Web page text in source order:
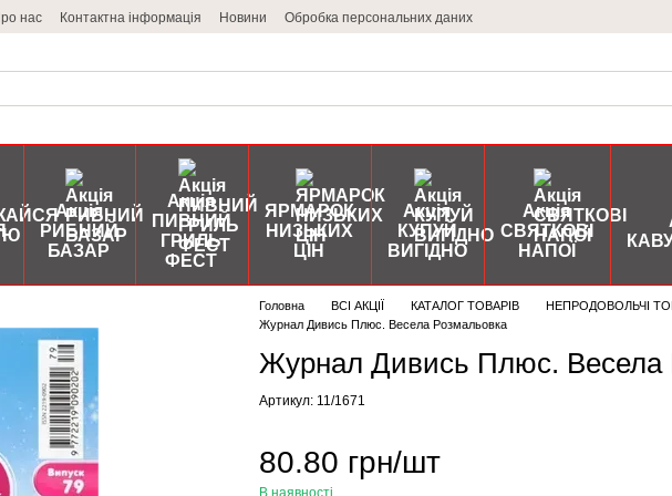
нас Контактна інформація Новини Обробка персональних даних
Акція
РИБНИЙ
БАЗАР
Акція
ПИВНИЙ
ГРИЛЬ
ФЕСТ
ЯРМАРОК
НИЗЬКИХ
ЦІН
Акція
КУПУЙ
ВИГІДНО
Акція
СВЯТКОВІ
НАПОЇ
Головна ВСІ АКЦІЇ КАТАЛОГ ТОВАРІВ НЕПРОДОВОЛЬЧІ
Журнал Дивись Плюс. Весела Розмальовка
Журнал Дивись Плюс. Весела
Артикул: 11/1671
80.80 грн/шт
В наявності